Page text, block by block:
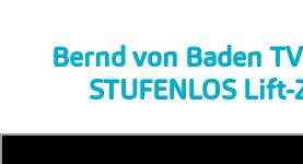
Bernd von Baden
STUFENLOS